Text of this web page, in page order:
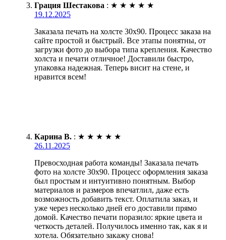
Грация Шестакова : ★ ★ ★ ★ ★
19.12.2025
Заказала печать на холсте 30х90. Процесс заказа на
сайте простой и быстрый. Все этапы понятны, от
загрузки фото до выбора типа крепления. Качество
холста и печати отличное! Доставили быстро,
упаковка надежная. Теперь висит на стене, и
нравится всем!
Карина В. : ★ ★ ★ ★ ★
26.11.2025
Превосходная работа команды! Заказала печать
фото на холсте 30х90. Процесс оформления заказа
был простым и интуитивно понятным. Выбор
материалов и размеров впечатлил, даже есть
возможность добавить текст. Оплатила заказ, и
уже через несколько дней его доставили прямо
домой. Качество печати поразило: яркие цвета и
четкость деталей. Получилось именно так, как я и
хотела. Обязательно закажу снова!